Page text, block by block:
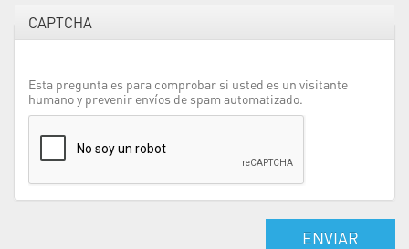
CAPTCHA
Esta pregunta es para comprobar si usted es un visitante
humano y prevenir envíos de spam automatizado.
ENVIAR